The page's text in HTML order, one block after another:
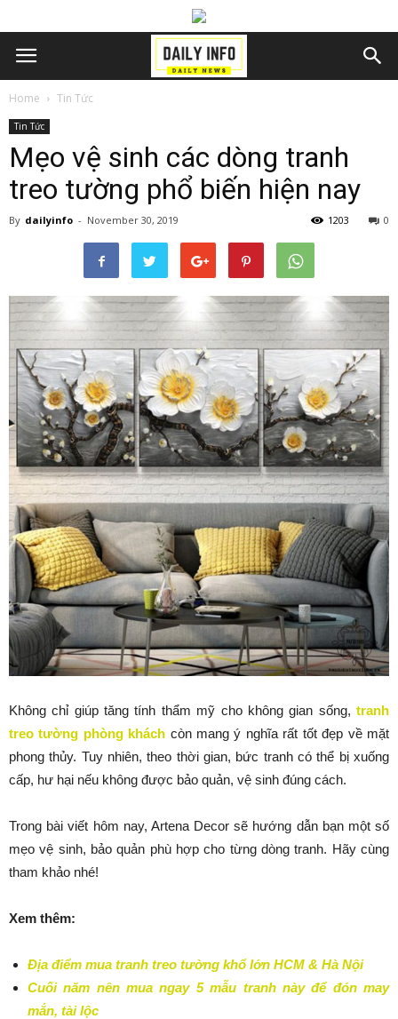
Home Tin Tức
Tin Tức
Mẹo vệ sinh các dòng tranh
treo tường phổ biến hiện nay
By dailyinfo - November 30, 2019 0
1203
Không chỉ giúp tăng tính thẩm mỹ cho không gian sống, tranh
treo tường phòng khách còn mang ý nghĩa rất tốt đẹp về mặt
phong thủy. Tuy nhiên, theo thời gian, bức tranh có thể bị xuống
cấp, hư hại nếu không được bảo quản, vệ sinh đúng cách.
Trong bài viết hôm nay, Artena Decor sẽ hướng dẫn bạn một số
mẹo vệ sinh, bảo quản phù hợp cho từng dòng tranh. Hãy cùng
tham khảo nhé!
Xem thêm:
Địa điểm mua tranh treo tường khổ lớn HCM & Hà Nội
Cuối năm nên mua ngay 5 mẫu tranh này để đón may
mắn, tài lộc